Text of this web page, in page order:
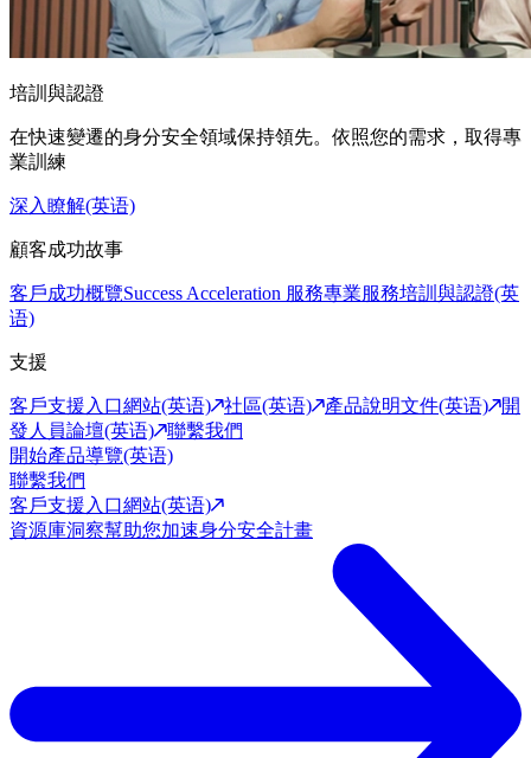
培訓與認證
在快速變遷的身分安全領域保持領先。依照您的需求，取得專
業訓練
深入瞭解(英语)
顧客成功故事
客戶成功概覽Success Acceleration 服務專業服務培訓與認證(英
语)
支援
客戶支援入口網站(英语) 社區(英语) 產品說明文件(英语)
開
發人員論壇(英语)
聯繫我們
開始產品導覽(英语)
聯繫我們
客戶支援入口網站(英语)
資源庫洞察幫助您加速身分安全計畫